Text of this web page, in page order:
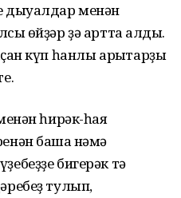
дыуалдар менән
өйҙәр ҙә артта ҡалды.
күп һанлы арыҡтарҙы
һирәк-һаяҡ
башҡа нәмә
бигерәк тә
тулып,